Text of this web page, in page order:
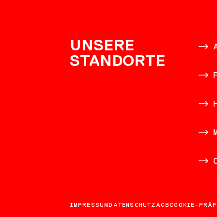
UNSERE
STANDORTE
IMPRESSUMDATENSCHUTZ AGBCOOKIE-